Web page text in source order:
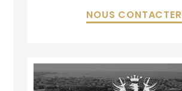
NOUS CONTACTER